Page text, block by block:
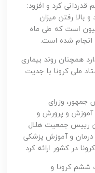
کرد و افزود:
بالا رفتن میزان
است که طی ماه
انجام شده است.
همچنان روند بیماری
ملی کرونا با جدیت
وزرای
آموزش و پرورش و
رییس جمعیت هلال
درمان و آموزش پزشکی
در کشور ارائه کرد.
ششم کرونا و